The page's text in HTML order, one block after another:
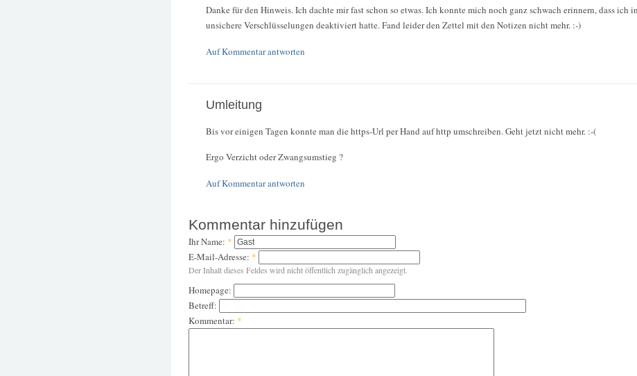
Danke für den Hinweis. Ich dachte mir fast schon so etwas. Ich konnte mich noch ganz schwach erinnern, dass ich
unsichere Verschlüsselungen deaktiviert hatte. Fand leider den Zettel mit den Notizen nicht mehr. :-)
Auf Kommentar antworten
Umleitung
Bis vor einigen Tagen konnte man die https-Url per Hand auf http umschreiben. Geht jetzt nicht mehr. :-(
Ergo Verzicht oder Zwangsumstieg ?
Auf Kommentar antworten
Kommentar hinzufügen
Ihr Name: *
E-Mail-Adresse: *
Der Inhalt dieses Feldes wird nicht öffentlich zugänglich angezeigt.
Homepage:
Betreff:
Kommentar: *